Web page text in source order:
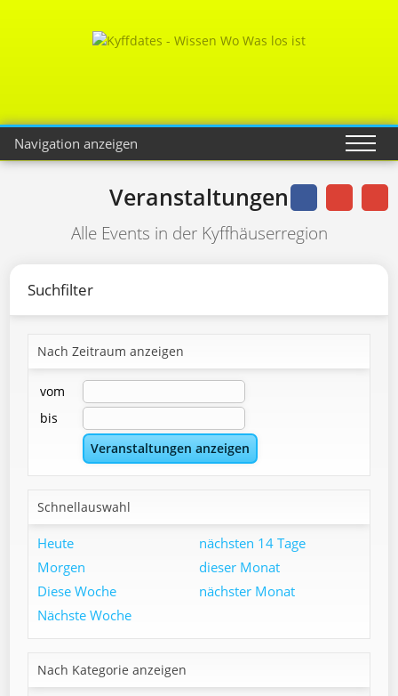
Navigation anzeigen
Veranstaltungen
Alle Events in der Kyffhäuserregion
Suchfilter
Nach Zeitraum anzeigen
vom
bis
Schnellauswahl
Heute
Morgen
Diese Woche
Nächste Woche
nächsten 14 Tage
dieser Monat
nächster Monat
Nach Kategorie anzeigen